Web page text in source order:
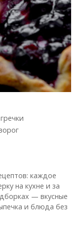
каждое
на кухне и за
— вкусные
и блюда без